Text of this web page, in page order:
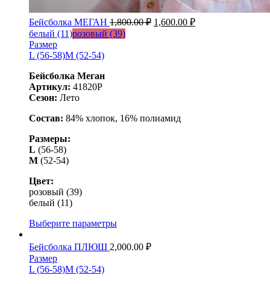
Бейсболка МЕГАН 1,800.00₽ 1,600.00 ₽
белый (11)розовый (39)
Размер
L (56-58)M (52-54)
Бейсболка Меган
Артикул: 41820Р
Сезон: Лето
Состав: 84% хлопок, 16% полиамид
Размеры:
L (56-58)
М (52-54)
Цвет:
розовый (39)
белый (11)
Выберите параметры
Бейсболка ПЛЮШ 2,000.00 ₽
Размер
L (56-58)M (52-54)